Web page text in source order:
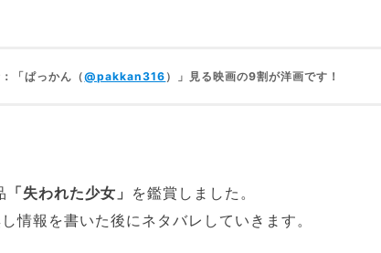
「ぱっかん（@pakkan316 ）」見る映画の9割が洋画です！
「失われた少女」 を鑑賞しました。
情報を書いた後にネタバレしていきます。